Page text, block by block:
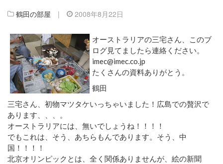
鶴田の部屋 | 2008年8月22日
オーストラリアの三宅さん、このブ
ログ見てましたら連絡ください。
imec@imec.co.jp
たくさんの資料ありがとう。
鶴田
三宅さん、初物マツタケいっちゃいました！広島での贅沢で
あります、、、。
オーストラリアには、無いでしょうね！！！！
でもこれは、そう、あちらもんであります。そう、中
国！！！！
北京オリンピックとは、全く関係ありませんが、絵の新聞